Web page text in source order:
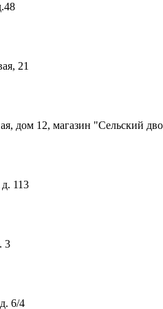
21
дом 12, магазин "Сельский
113
3
6/4